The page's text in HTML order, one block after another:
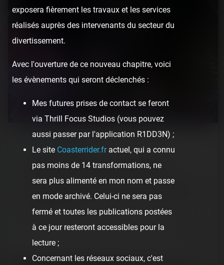
Luna Park Cap d'Agde — 25 juillet 2020
[SRLP 10/24] Après Marseillan, nous avons clôturé notre
promenade nocturne sur le Luna Park du Cap d'Agde avec
en prime, Delphine…
6 years ago
5 min.
exposera fièrement les travaux et les services
réalisés auprès des intervenants du secteur du
divertissement.
Avec l'ouverture de ce nouveau chapitre, voici
les évènements qui seront déclenchés :
Mes futures prises de contact se feront
via Thrill Focus Studios (vous pouvez
aussi passer par l'application R1DD3N) ;
Le site Coasterrider.fractuel, qui a connu
pas moins de 14 transformations, ne
sera plus alimenté en mon nom et passe
en mode archivé. Celui-ci ne sera pas
fermé et toutes les publications postées
à ce jour resteront accessibles pour la
lecture ;
Concernant les réseaux sociaux, c'est